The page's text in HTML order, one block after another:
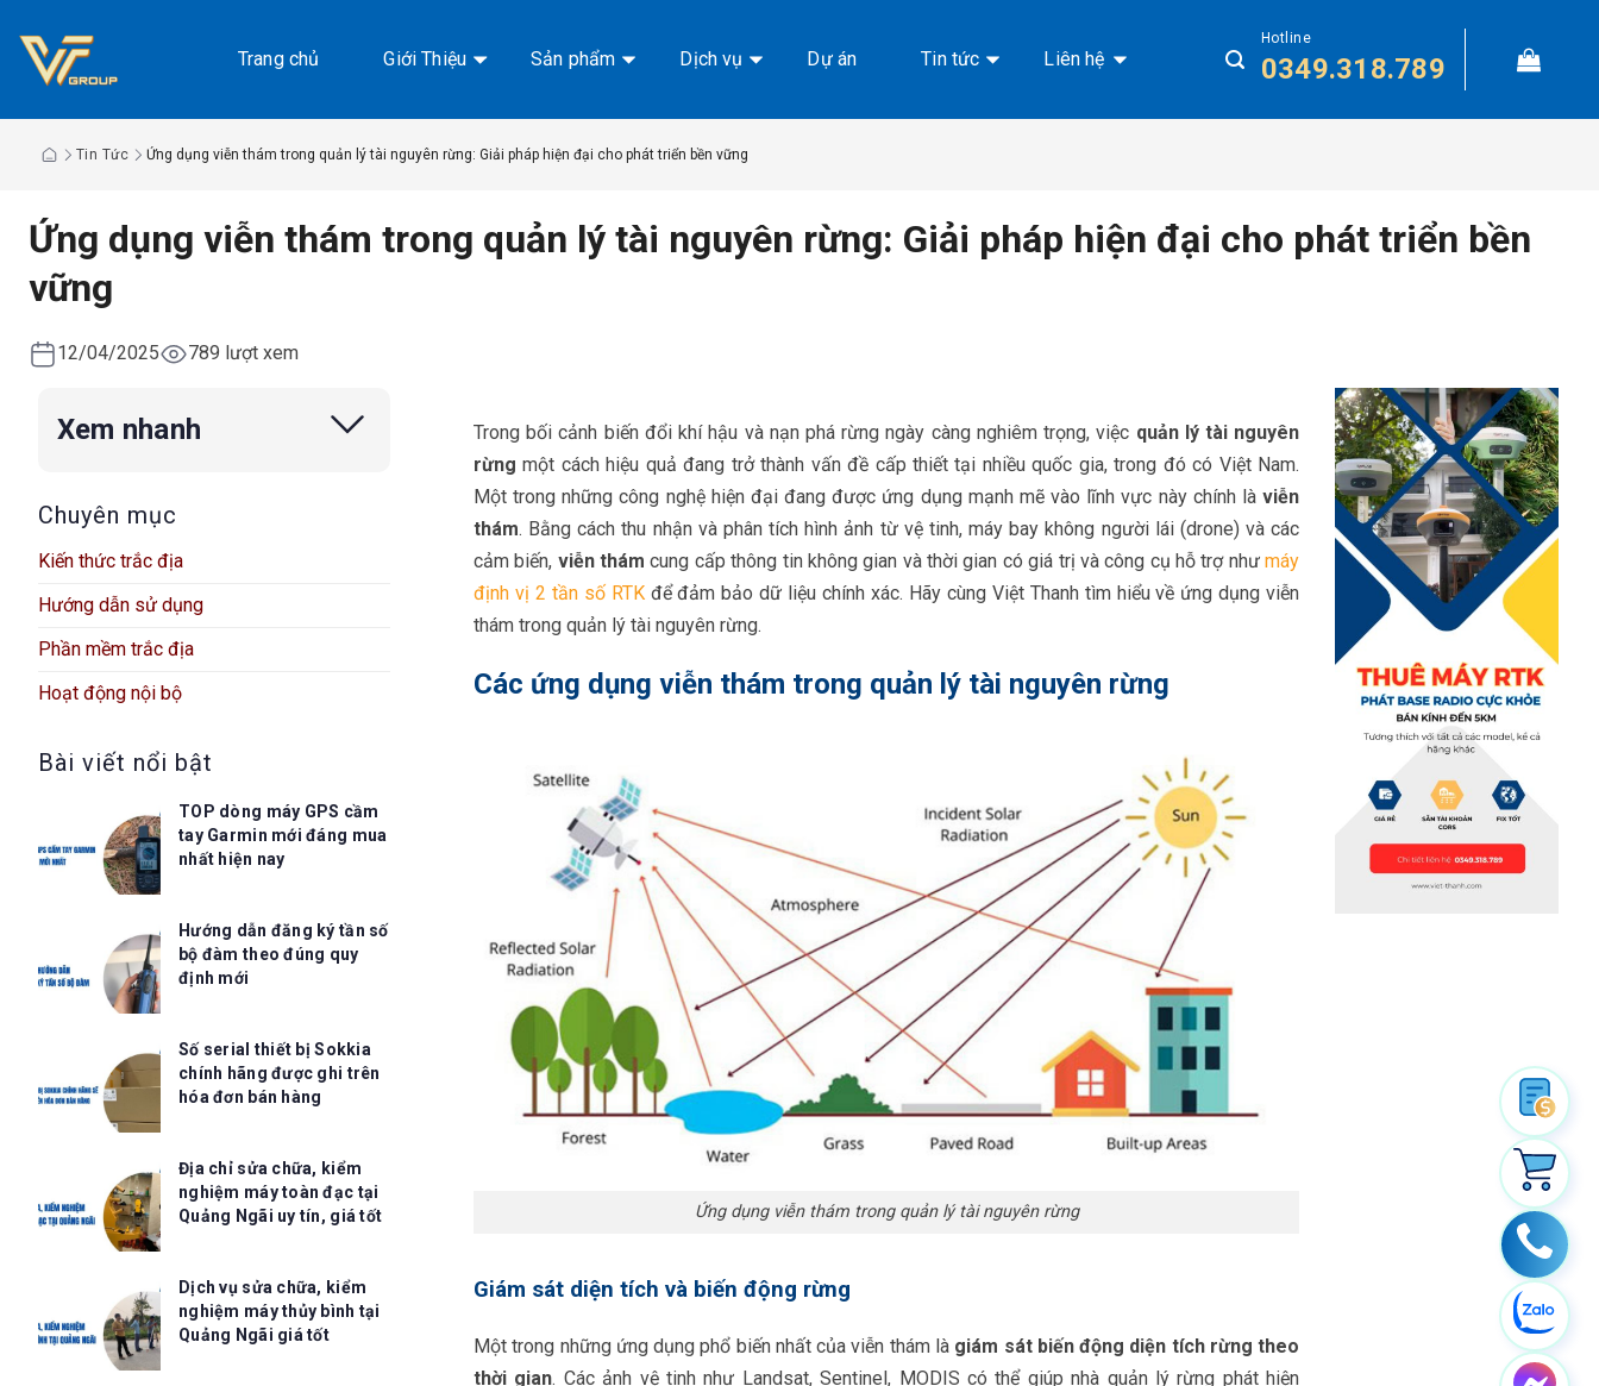
đến
Trang chủ Giới Thiệu Sản phẩm Dịch vụ Dự án Tin tức Liên hệ
Hotline
0349.318.789
Tin Tức Ứng dụng viễn thám trong quản lý tài nguyên rừng: Giải pháp hiện đại cho phát triển bền vững
Ứng dụng viễn thám trong quản lý tài nguyên rừng: Giải pháp hiện đại cho phát triển bền
vững
12/04/2025 789 lượt xem
Xem nhanh
Chuyên mục
Kiến thức trắc địa
Hướng dẫn sử dụng
Phần mềm trắc địa
Hoạt động nội bộ
Bài viết nổi bật
TOP dòng máy GPS cầm
tay Garmin mới đáng mua
nhất hiện nay
Hướng dẫn đăng ký tần số
bộ đàm theo đúng quy
định mới
Số serial thiết bị Sokkia
chính hãng được ghi trên
hóa đơn bán hàng
Địa chỉ sửa chữa, kiểm
nghiệm máy toàn đạc tại
Quảng Ngãi uy tín, giá tốt
Dịch vụ sửa chữa, kiểm
nghiệm máy thủy bình tại
Quảng Ngãi giá tốt
Trong bối cảnh biến đổi khí hậu và nạn phá rừng ngày càng nghiêm trọng, việc quản lý tài nguyên
rừng một cách hiệu quả đang trở thành vấn đề cấp thiết tại nhiều quốc gia, trong đó có Việt Nam.
Một trong những công nghệ hiện đại đang được ứng dụng mạnh mẽ vào lĩnh vực này chính làviễn
thám. Bằng cách thu nhận và phân tích hình ảnh từ vệ tinh, máy bay không người lái (drone) và các
cảm biến, viễn thám cung cấp thông tin không gian và thời gian có giá trị và công cụ hỗ trợ nhưmáy
định vị 2 tần số RTKđể đảm bảo dữ liệu chính xác. Hãy cùng Việt Thanh tìm hiểu về ứng dụng viễn
thám trong quản lý tài nguyên rừng.
Các ứng dụng viễn thám trong quản lý tài nguyên rừng
Ứng dụng viễn thám trong quản lý tài nguyên rừng
Giám sát diện tích và biến động rừng
Một trong những ứng dụng phổ biến nhất của viễn thám là giám sát biến động diện tích rừng theo
thời gian. Các ảnh vệ tinh như Landsat, Sentinel, MODIS có thể giúp nhà quản lý rừng phát hiện